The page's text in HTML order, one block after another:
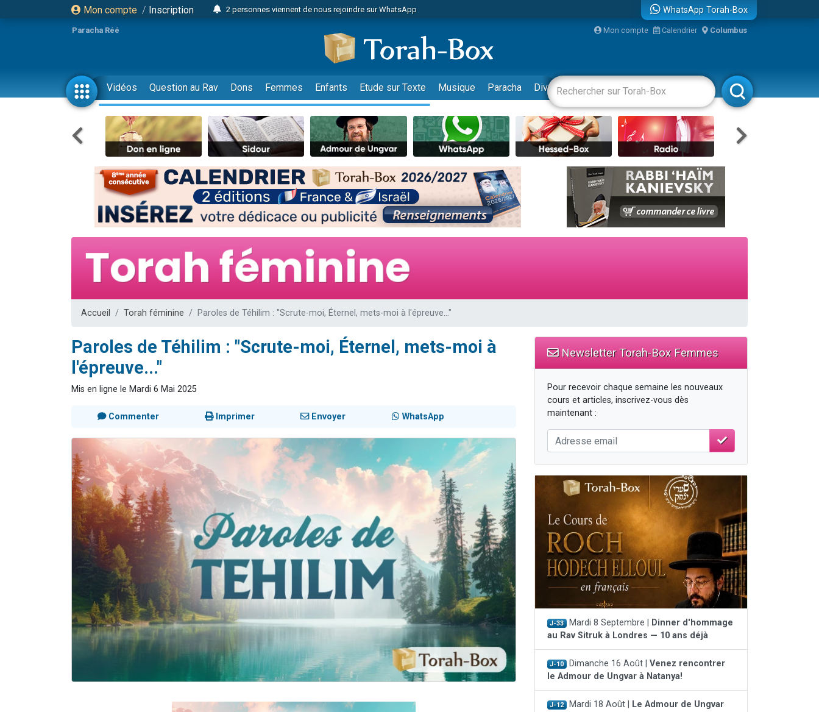
Mon compte / Inscription
2 personnes viennent de nous rejoindre sur WhatsApp
2 nouvelles musiques dans Torah-Box Music
8 personnes viennent de faire un don pour Tsédaka : pauvres d'Israel
4 personnes viennent de faire un don pour Diane, 80 ans, dans un appartement insalubre
Nouvelle émission radio : Visions de grandeur n°104 : Le Chabbath et le Birkat Hamazone à travers le temps
61 personnes viennent de demander une bénédiction
39 personnes viennent de faire un don pour Sauvez la jambe de Yohan
Il reste 49 places pour étudier en groupe sur Zoom
Ariel vient de donner son Maasser
Nathaniel vient de donner son Maasser
6 personnes viennent de faire un don pour 5 enfants déjà orphelins risquent de perdre leur maman
2 personnes viennent de faire un don pour Reloger Rivka, 6 enfants, victime de violences...
10 personnes viennent de demander une bénédiction
Il reste 49 places pour étudier en groupe sur Zoom
Dovan vient de donner son Maasser
2 personnes viennent de nous rejoindre sur WhatsApp
Malgorzata vient de donner son Maasser
3 personnes viennent de nous rejoindre sur WhatsApp
WhatsApp Torah-Box
Paracha Réé Mon compte Calendrier Columbus
Vidéos Question au Rav Dons Femmes Enfants Etude sur Texte Musique Paracha Divertissements Livres Rabbanim
Accueil Torah féminine Paroles de Téhilim : "Scrute-moi, Éternel, mets-moi à l'épreuve..."
Paroles de Téhilim : "Scrute-moi, Éternel, mets-moi à
l'épreuve..."
Mis en ligne le Mardi 6 Mai 2025
Commenter Imprimer Envoyer WhatsApp
Newsletter Torah-Box Femmes
Pour recevoir chaque semaine les nouveaux
cours et articles, inscrivez-vous dès
maintenant :
J-33 Mardi 8 Septembre |
Dinner d'hommage
au Rav Sitruk à Londres — 10 ans déjà
J-10 Dimanche 16 Août | Venez rencontrer
le Admour de Ungvar à Natanya!
J-12 Mardi 18 Août |
Le Admour de Ungvar